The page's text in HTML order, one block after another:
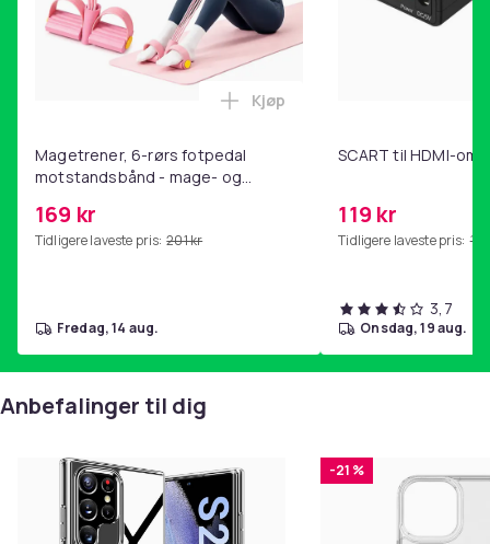
Magetrener, 6-rørs fotpedal
motstandsbånd - mage- og
hjemmegymnastikk Pink
169 kr
Tidligere laveste pris: 201 kr
Legg Magetrener, 6-rørs
Kjøp
fredag, 14 aug.
SCART til HDMI-
119 kr
Tidligere laveste pris:
3,7
onsdag, 19 aug.
Anbefalinger til dig
-21 %